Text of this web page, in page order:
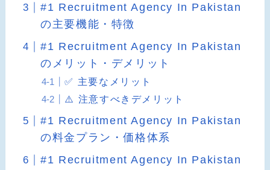
#1 Recruitment Agency In Pakistan
の主要機能・特徴
#1 Recruitment Agency In Pakistan
のメリット・デメリット
✅ 主要なメリット
⚠️ 注意すべきデメリット
#1 Recruitment Agency In Pakistan
の料金プラン・価格体系
#1 Recruitment Agency In Pakistan